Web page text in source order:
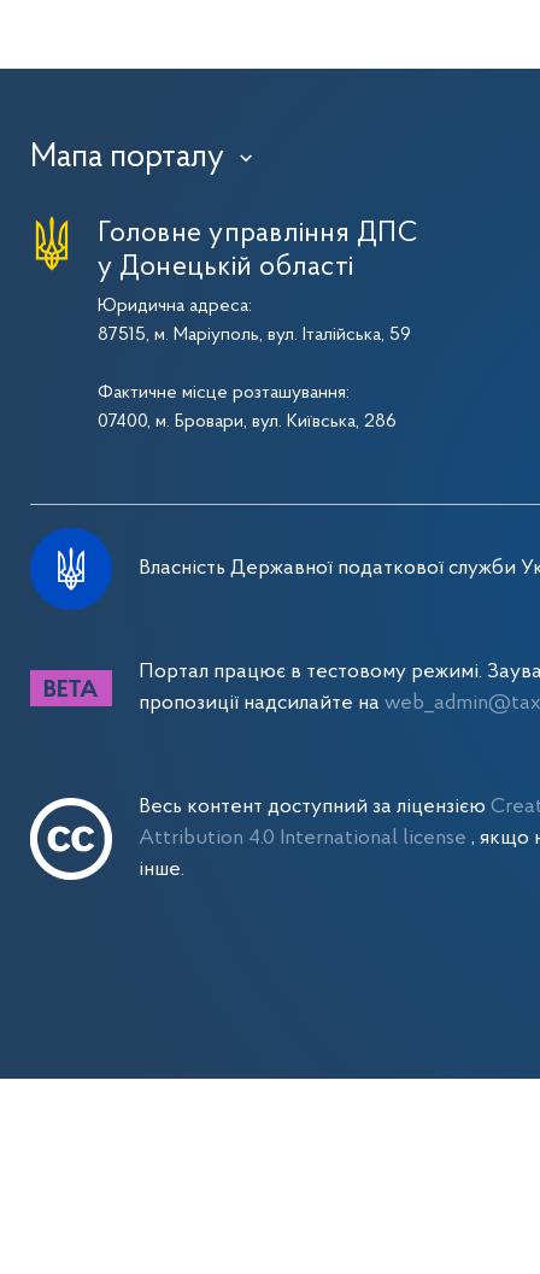
Мапа порталу ›
Головне управління ДПС
у Донецькій області
Юридична адреса:
87515, м. Маріуполь, вул. Італійська, 59
Фактичне місце розташування:
07400, м. Бровари, вул. Київська, 286
Власність Державної податкової служби
Портал працює в тестовому режимі.
пропозиції надсилайте на
Весь контент доступний за ліцензією
Attribution 4.0 International license , якщо
інше.